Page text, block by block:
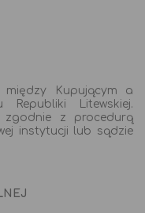
między Kupującym a
Republiki Litewskiej.
zgodnie z procedurą
instytucji lub sądzie